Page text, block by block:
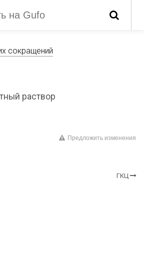
сокращений
раствор
Предложить изменения
ГКЦ